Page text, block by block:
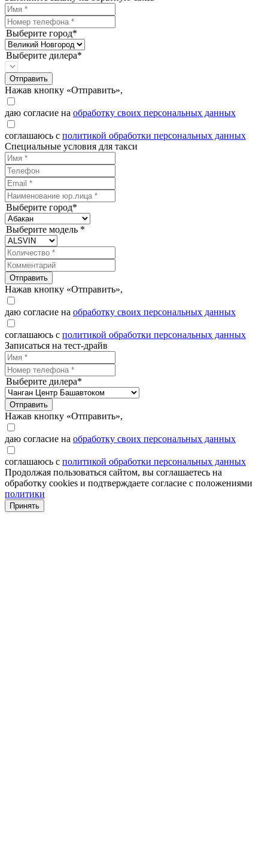
Выберите город*
Выберите дилера*
Отправить
Нажав кнопку «Отправить»,
даю согласие на обработку своих персональных данных
соглашаюсь с политикой обработки персональных данных
Специальные условия для такси
Выберите город*
Выберите модель *
Отправить
Нажав кнопку «Отправить»,
даю согласие на обработку своих персональных данных
соглашаюсь с политикой обработки персональных данных
Записаться на тест-драйв
Выберите дилера*
Отправить
Нажав кнопку «Отправить»,
даю согласие на обработку своих персональных данных
соглашаюсь с политикой обработки персональных данных
Продолжая пользоваться сайтом, вы соглашаетесь на
обработку cookies и подтверждаете согласие с положениями
политики
Принять